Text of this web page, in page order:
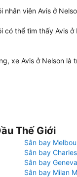
nhân viên Avis ở
có thể tìm thấy Avis
xe Avis ở Nelson là
Thế Giới
Sân bay
Sân bay
Sân bay Geneva
Sân bay Milan